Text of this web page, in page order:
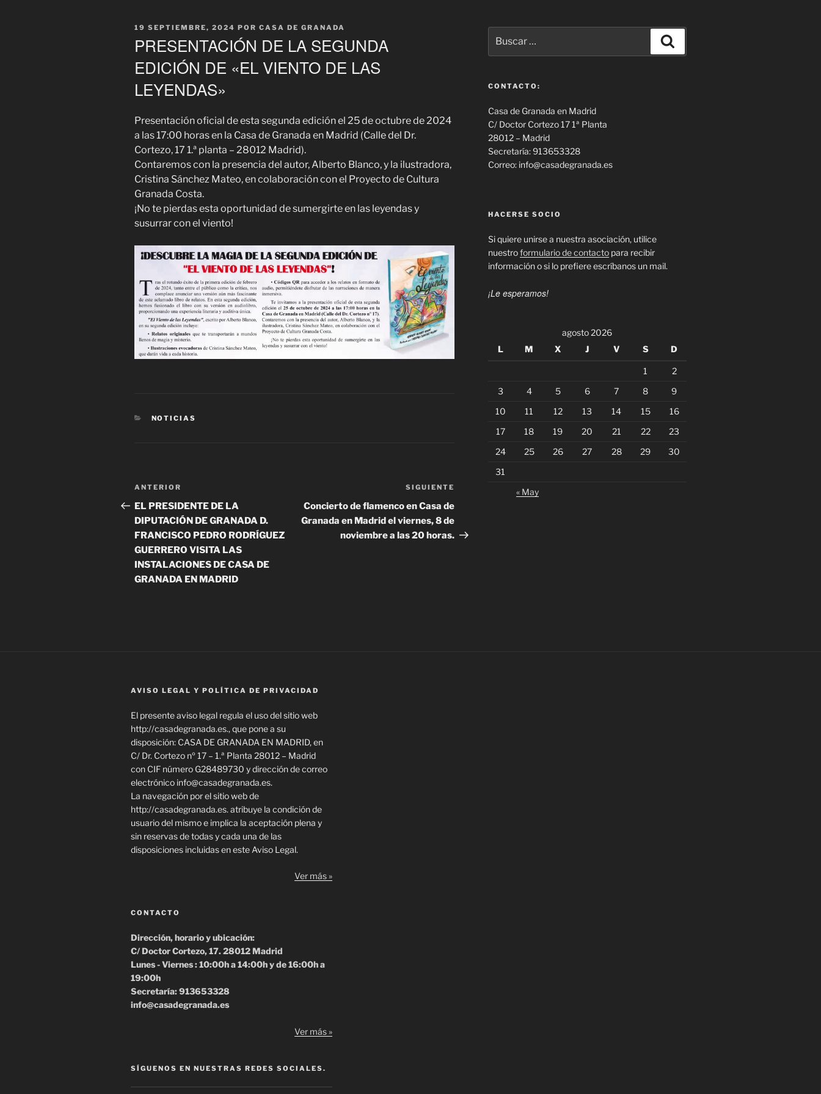
PUBLICADO
19 SEPTIEMBRE, 2024 POR CASA DE GRANADA
PRESENTACIÓN DE LA SEGUNDA
EDICIÓN DE «EL VIENTO DE LAS
LEYENDAS»
Presentación oficial de esta segunda edición el 25 de octubre de 2024
a las 17:00 horas en la Casa de Granada en Madrid (Calle del Dr.
Cortezo, 17 1.ª planta – 28012 Madrid).
Contaremos con la presencia del autor, Alberto Blanco, y la ilustradora,
Cristina Sánchez Mateo, en colaboración con el Proyecto de Cultura
Granada Costa.
¡No te pierdas esta oportunidad de sumergirte en las leyendas y
susurrar con el viento!
CATEGORÍAS
NOTICIAS
Navegación
de
entradas
Entrada
anterior:
ANTERIOR
EL PRESIDENTE DE LA
DIPUTACIÓN DE GRANADA D.
FRANCISCO PEDRO RODRÍGUEZ
GUERRERO VISITA LAS
INSTALACIONES DE CASA DE
GRANADA EN MADRID
entrada
SIGUIENTE
Concierto de flamenco en Casa de
Granada en Madrid el viernes, 8 de
noviembre a las 20 horas.
por:
CONTACTO:
Casa de Granada en Madrid
C/ Doctor Cortezo 17 1ª Planta
28012 – Madrid
Secretaría: 913653328
Correo: info@casadegranada.es
HACERSE SOCIO
Si quiere unirse a nuestra asociación, utilice
nuestroformulario de contactopara recibir
información o si lo prefiere escríbanos un mail.
¡Le esperamos!
agosto 2026
L
M X J V S D
1
2
3
4 5 6 7 8
9
10
11 12 13 14 15
16
17
18 19 20 21 22
23
24
25 26 27 28 29
30
31
« May
AVISO LEGAL Y POLÍTICA DE PRIVACIDAD
El presente aviso legal regula el uso del sitio web
http://casadegranada.es., que pone a su
disposición: CASA DE GRANADA EN MADRID, en
C/ Dr. Cortezo nº 17 – 1.ª Planta 28012 – Madrid
con CIF número G28489730 y dirección de correo
electrónico info@casadegranada.es.
La navegación por el sitio web de
http://casadegranada.es. atribuye la condición de
usuario del mismo e implica la aceptación plena y
sin reservas de todas y cada una de las
disposiciones incluidas en este Aviso Legal.
Ver más »
CONTACTO
Dirección, horario y ubicación:
C/ Doctor Cortezo, 17. 28012 Madrid
Lunes - Viernes : 10:00h a 14:00h y de 16:00h a
19:00h
Secretaría: 913653328
info@casadegranada.es
Ver más »
SÍGUENOS EN NUESTRAS REDES SOCIALES.